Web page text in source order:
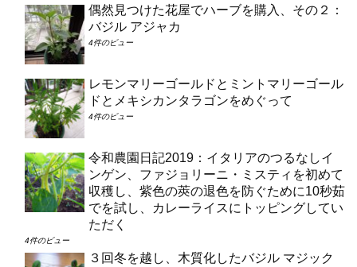
偶然見つけた花屋でハーブを購入、その２：
バジル アジャカ
4件のビュー
レモンマリーゴールドとミントマリーゴール
ドとメキシカンタラゴンをめぐって
4件のビュー
令和農園日記2019：イタリアのつるなしイ
ンゲン、ファジョリーニ・ミスティを初めて
収穫し、紫色の莢の退色を防ぐために10秒茹
でを試し、カレーライスにトッピングしてい
ただく
4件のビュー
３回冬を越し、木質化したバジル マジック